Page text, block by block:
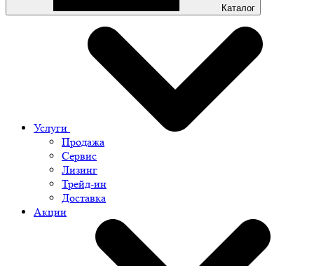
Каталог
Услуги
Продажа
Сервис
Лизинг
Трейд-ин
Доставка
Акции